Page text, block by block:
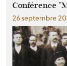
Conférence
26 septembre